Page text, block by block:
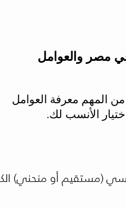
مصر والعوامل
المهم معرفة العوامل
الأنسب لك.
(مستقيم أو منحني)